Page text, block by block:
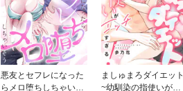
悪友とセフレになった
らメロ堕ちしちゃいそ
ましゅまろダイエット
~幼馴染の指使いがエ